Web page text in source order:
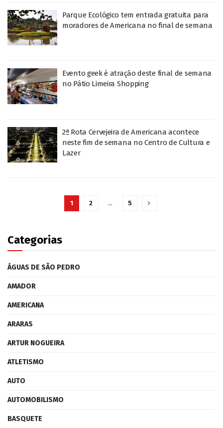
Parque Ecológico tem entrada gratuita para
moradores de Americana no final de semana
Evento geek é atração deste final de semana
no Pátio Limeira Shopping
2ª Rota Cervejeira de Americana acontece
neste fim de semana no Centro de Cultura e
Lazer
1 2 … 5
Categorias
ÁGUAS DE SÃO PEDRO
AMADOR
AMERICANA
ARARAS
ARTUR NOGUEIRA
ATLETISMO
AUTO
AUTOMOBILISMO
BASQUETE